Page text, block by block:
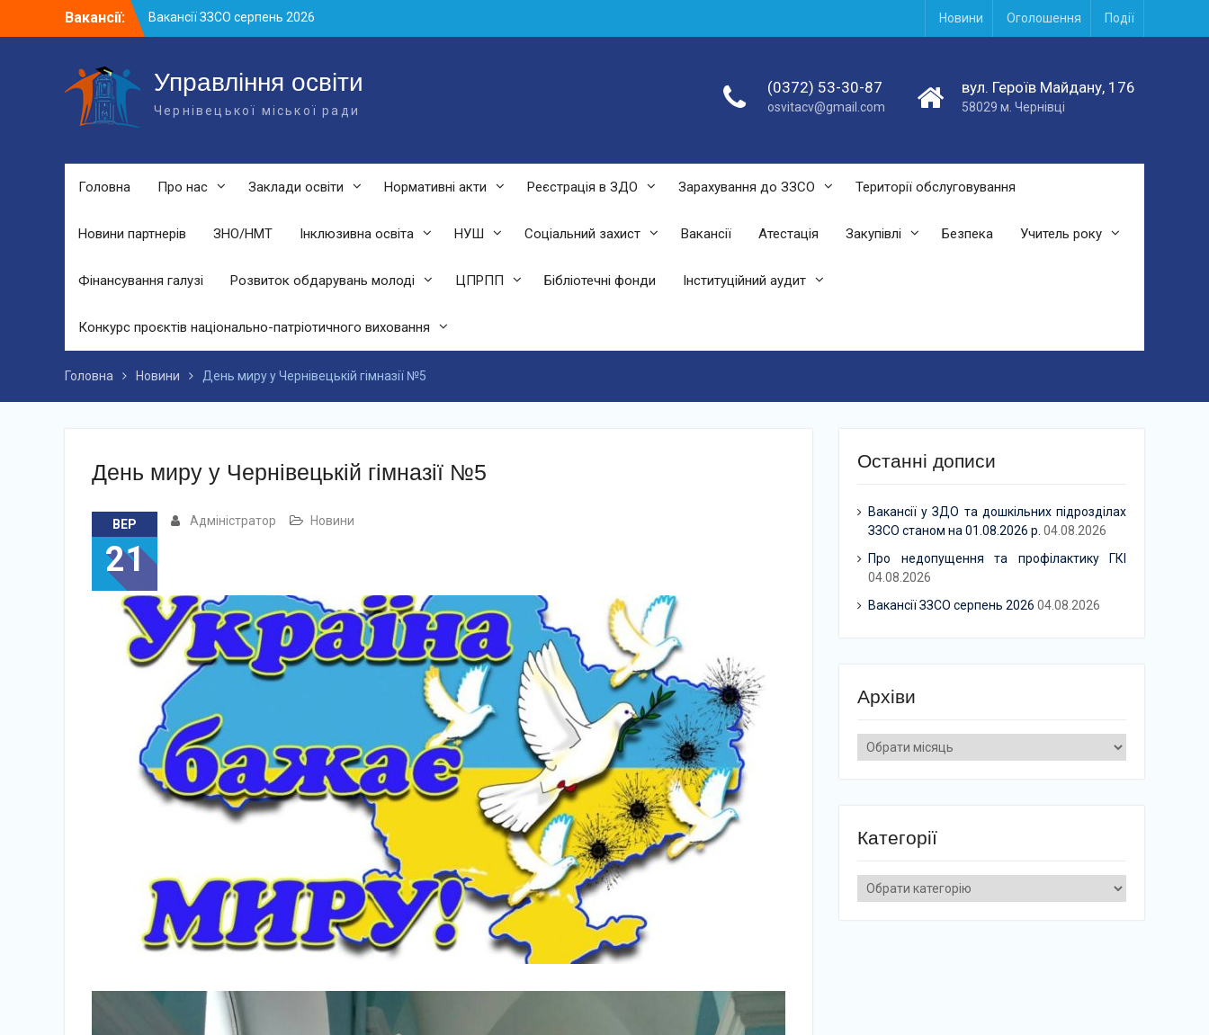
Вакансії:
Вакансії ЗЗСО червень 2026
Вакансії у ЗДО та дошкільних
р.
Вакансії ЗЗСО серпень 2026
Новини Оголошення Події
Управління освіти
Чернівецької міської ради
(0372) 53-30-87
osvitacv@gmail.com
вул. Героїв Майдану, 176
58029 м. Чернівці
Головна Про нас Заклади освіти Нормативні акти Реєстрація в ЗДО Зарахування до ЗЗСО Території обслуговування
Новини партнерів ЗНО/НМТ Інклюзивна освіта НУШ Соціальний захист Вакансії Атестація Закупівлі Безпека Учитель року
Фінансування галузі Розвиток обдарувань молоді ЦПРПП Бібліотечні фонди Інституційний аудит
Конкурс проєктів національно-патріотичного виховання
Головна Новини День миру у Чернівецькій гімназії №5
День миру у Чернівецькій гімназії №5
ВЕР
21
Адміністратор Новини
Останні дописи
Вакансії у ЗДО та дошкільних підрозділах
ЗЗСО станом на 01.08.2026 р. 04.08.2026
Про недопущення та профілактику ГКІ
04.08.2026
Вакансії ЗЗСО серпень 2026 04.08.2026
Архіви
Архіви
Категорії
Категорії